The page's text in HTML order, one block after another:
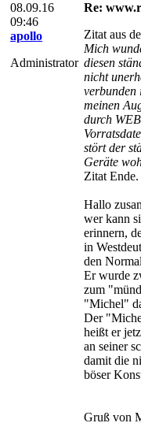
08.09.16
09:46
apollo
Administrator
Re:
Zitat aus
Mich
diesen
nicht
verbunden
meinen
durch
stört der
Geräte
Zitat Ende.
Hallo
wer kann
erinnern,
in
den
Er wurde
zum
"Michel"
Der
heißt er
an seiner
damit die
böser
Gruß von